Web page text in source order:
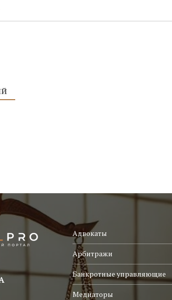
Адвокаты
Арбитражи
Банкротные управляющие
Медиаторы